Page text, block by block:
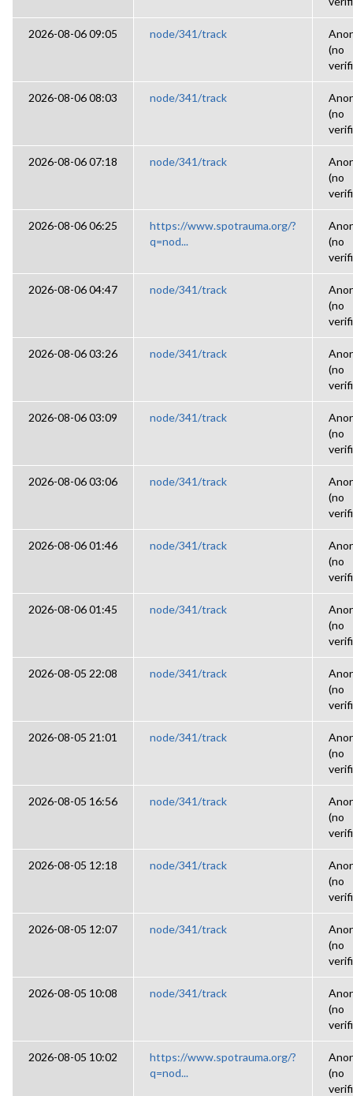
2026-08-06 09:05 node/341/track
(no
2026-08-06 08:03 node/341/track
(no
2026-08-06 07:18 node/341/track
(no
2026-08-06 06:25
https://www.spotrauma.org/?
q=nod...
(no
2026-08-06 04:47 node/341/track
(no
2026-08-06 03:26 node/341/track
(no
2026-08-06 03:09 node/341/track
(no
2026-08-06 03:06 node/341/track
(no
2026-08-06 01:46 node/341/track
(no
2026-08-06 01:45 node/341/track
(no
2026-08-05 22:08 node/341/track
(no
2026-08-05 21:01 node/341/track
(no
2026-08-05 16:56 node/341/track
(no
2026-08-05 12:18 node/341/track
(no
2026-08-05 12:07 node/341/track
(no
2026-08-05 10:08 node/341/track
(no
2026-08-05 10:02
https://www.spotrauma.org/?
q=nod...
(no